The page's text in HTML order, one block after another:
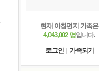
현재 아침편지 가족은
4,043,002 명입니다.
로그인
가족되기